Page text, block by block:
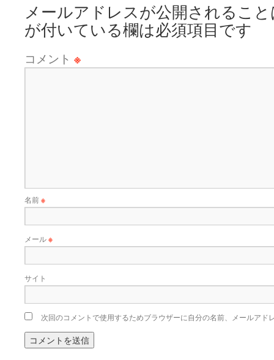
メールアドレスが公開されるこ
が付いている欄は必須項目です
コメント ※
名前※
メール※
サイト
次回のコメントで使用するためブラウザーに自分の名前、メールアド